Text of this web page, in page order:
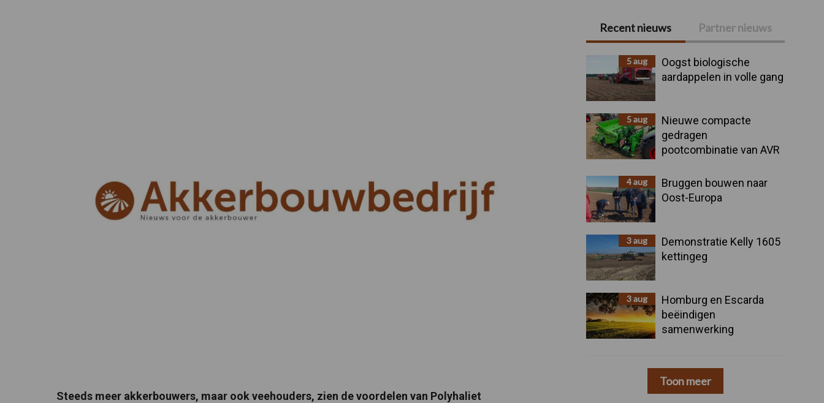
Steeds meer akkerbouwers, maar ook veehouders, zien de voordelen van Polyhaliet
Primaire
Sidebar
Recent nieuws Partner nieuws
5 aug
Oogst biologische
aardappelen in volle gang
5 aug
Nieuwe compacte
gedragen
pootcombinatie van AVR
4 aug
Bruggen bouwen naar
Oost-Europa
3 aug
Demonstratie Kelly 1605
kettingeg
3 aug
Homburg en Escarda
beëindigen
samenwerking
Toon meer